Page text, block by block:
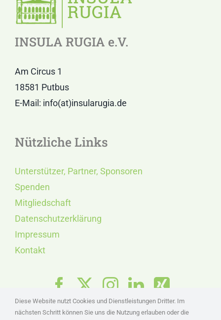
INSULA RUGIA e.V.
Am Circus 1
18581 Putbus
E-Mail: info(at)insularugia.de
Nützliche Links
Unterstützer, Partner, Sponsoren
Spenden
Mitgliedschaft
Datenschutzerklärung
Impressum
Kontakt
Diese Website nutzt Cookies und Dienstleistungen Dritter. Im
nächsten Schritt können Sie uns die Nutzung erlauben oder die